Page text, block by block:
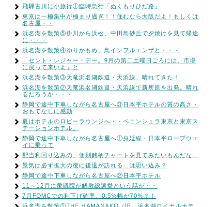
飛騨古川に小旅行①臨時急行「ぬくもりひだ路」
東京は一極集中が極まり過ぎ！！住むなら大阪だよ！もしくは
名古屋・・
浜名湖を散策⑤掛川から浜松、中田島砂丘で夕焼けを見て帰途
に・・・
浜名湖を散策④ゆりかもめ、鳥インフルエンザと・・・
「セント・レジャー・デー。9月の第二土曜日ごろには、市場
に戻って来いよ」と
浜名湖を散策③天竜浜名湖鉄道・天浜線、晴れてきた！
浜名湖を散策②天竜浜名湖鉄道・天浜線で新所原を出発。晴れ
るだろうか・・・
静岡で途中下車しながら名古屋へ③日本平ホテルの質の高さ・
おもてなしに感動
夏はホテルのロビーラウンジへ・・ペニンシュラ東京と東京ス
テーションホテル。
静岡で途中下車しながら名古屋へ①身延線・日本平ロープウエ
イに乗って
配当利回り込みの、個別銘柄チャートを見てみたいもんだな…
景気は必ず拡大の後に後退が訪れる…は思い込み？
静岡で途中下車しながら名古屋へ②日本平ホテル
11～12月に衆議院が解散総選挙という話が・・
7月FOMCでの利下げ確率、0.5%幅が70%？！